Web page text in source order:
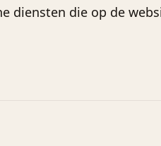
diensten die op de